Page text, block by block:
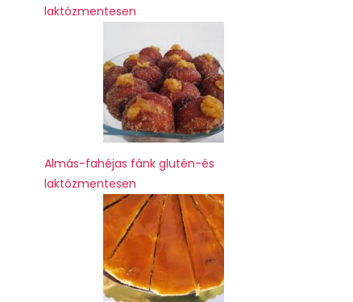
laktózmentesen
Almás-fahéjas fánk glutén-és
laktózmentesen